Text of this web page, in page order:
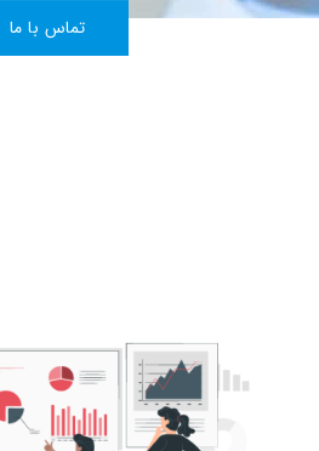
تماس با ما